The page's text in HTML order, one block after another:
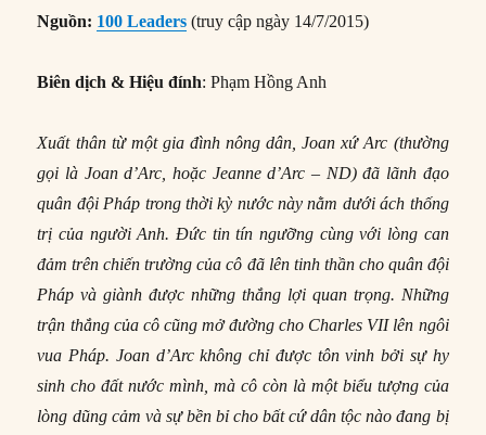
Nguồn: 100 Leaders (truy cập ngày 14/7/2015)
Biên dịch & Hiệu đính: Phạm Hồng Anh
Xuất thân từ một gia đình nông dân, Joan xứ Arc (thường
gọi là Joan d’Arc, hoặc Jeanne d’Arc – ND) đã lãnh đạo
quân đội Pháp trong thời kỳ nước này nằm dưới ách thống
trị của người Anh. Đức tin tín ngưỡng cùng với lòng can
đảm trên chiến trường của cô đã lên tinh thần cho quân đội
Pháp và giành được những thắng lợi quan trọng. Những
trận thắng của cô cũng mở đường cho Charles VII lên ngôi
vua Pháp. Joan d’Arc không chỉ được tôn vinh bởi sự hy
sinh cho đất nước mình, mà cô còn là một biểu tượng của
lòng dũng cảm và sự bền bỉ cho bất cứ dân tộc nào đang bị